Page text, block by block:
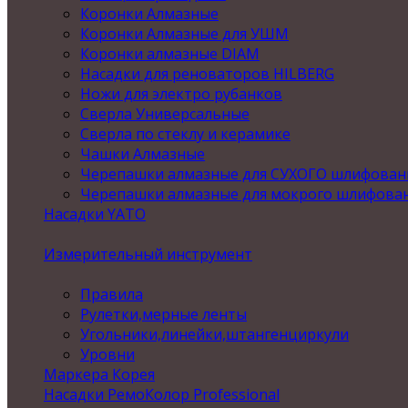
Коронки Алмазные
Коронки Алмазные для УШМ
Коронки алмазные DIAM
Насадки для реноваторов HILBERG
Ножи для электро рубанков
Сверла Универсальные
Сверла по стеклу и керамике
Чашки Алмазные
Черепашки алмазные для СУХОГО
Черепашки алмазные для мокрого
Насадки YATO
Измерительный инструмент
Правила
Рулетки,мерные ленты
Угольники,линейки,штангенциркули
Уровни
Маркера Корея
Насадки РемоКолор Professional